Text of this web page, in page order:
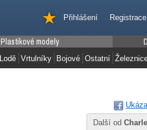
Registrace
Přihlášení
Plastikové modely
Lodě Vrtulníky Bojové Ostatní
Další od